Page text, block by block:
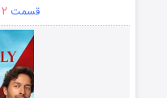
قسمت ۲ (دوبله)